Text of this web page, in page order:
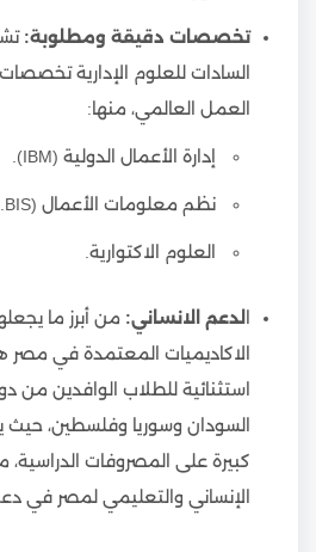
تخصصات دقيقة ومطلوبة:
السادات للعلوم الإدارية
العمل العالمي، منها:
إدارة الأعمال الدولية (IBM).
نظم معلومات الأعمال (BIS.
العلوم الاكتوارية.
لدعم الانساني: من أبرز ما
الاكاديميات المعتمدة في مصر
استثنائية للطلاب الوافدين من
السودان وسوريا وفلسطين،
كبيرة على المصروفات الدراسية،
الإنساني والتعليمي لمصر في